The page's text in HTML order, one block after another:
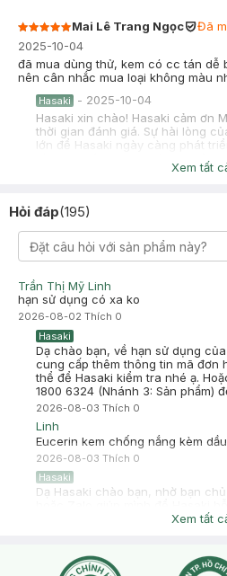
Mai Lê Trang Ngọc
Đã
2025-10-04
đã mua dùng thử, kem có cc tán dễ
nên cân nhắc mua loại không màu
Hasaki - 2025-10-04
Hasaki xin chào! Hasaki cảm ơn
thời gian đánh giá. Sự hài lòng
lớn để Hasaki ngày càng phát
dịch vụ. Cảm ơn bạn đã tin tưởng
2025-10-01
0394227420 ạ
Hasaki -2025-10-01
Hasaki xin chào! Hasaki cảm ơn
đánh giá. Sự hài lòng của khách
Hasaki ngày càng phát triển hơn
Cảm ơn bạn đã tin tưởng và mua
Xem tất
Hỏi đáp(195)
Trần Thị Mỹ Linh
hạn sử dụng có xa ko
2026-08-02 Thích 0
Hasaki
Dạ chào bạn, về hạn sử dụng
cung cấp thêm thông tin mã đơn
thể để Hasaki kiểm tra nhé ạ.
1800 6324 (Nhánh 3: Sản phẩm)
2026-08-03 Thích 0
Linh
Eucerin kem chống nắng kèm
2026-08-03 Thích 0
Hasaki
Dạ Hasaki chào bạn, nhờ bạn
em CC tone hợp da trắng ko ạ, có
Xem tất